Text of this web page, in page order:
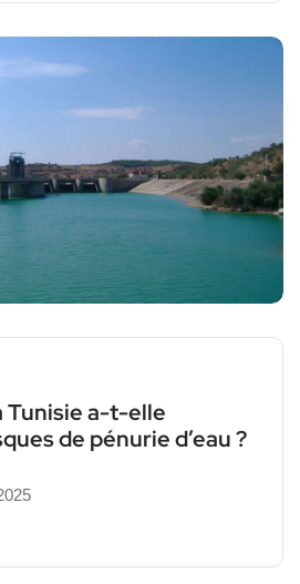
Tunisie a-t-elle
de pénurie d’eau ?